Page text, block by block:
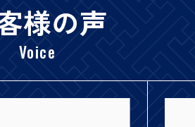
様の声
Voice